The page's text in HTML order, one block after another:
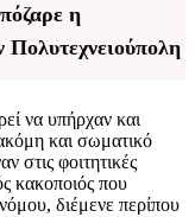
η
Πολυτεχνειούπολη
να υπήρχαν και
και σωματικό
στις φοιτητικές
κακοποιός που
διέμενε περίπου